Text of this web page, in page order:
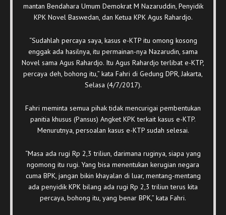
mantan Bendahara Umum Demokrat M Nazaruddin, Penyidik
KPK Novel Baswedan, dan Ketua KPK Agus Rahardjo.
“Sudahlah percaya saya, kasus e-KTP itu omong kosong
enggak ada hasilnya, itu permainan-nya Nazarudin, sama
Novel sama Agus Rahardjo. Itu Agus Rahardjo terlibat e-KTP,
percaya deh, bohong itu,” kata Fahri di Gedung DPR, Jakarta,
Selasa (4/7/2017).
Fahri meminta semua pihak tidak mencurigai pembentukan
panitia khusus (Pansus) Angket KPK terkait kasus e-KTP.
Menurutnya, persoalan kasus e-KTP sudah selesai.
“Masa ada rugi Rp 2,3 triliun, darimana ruginya, siapa yang
ngomong itu rugi. Yang bisa menentukan kerugian negara
cuma BPK, jangan bikin khayalan di luar, mentang-mentang
ada penyidik KPK bilang ada rugi Rp 2,3 triliun terus kita
percaya, bohong itu, yang benar BPK,” kata Fahri.